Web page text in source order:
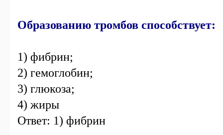
Образованию тромбов способствует:
1) фибрин;
2) гемоглобин;
3) глюкоза;
4) жиры
Ответ: 1) фибрин